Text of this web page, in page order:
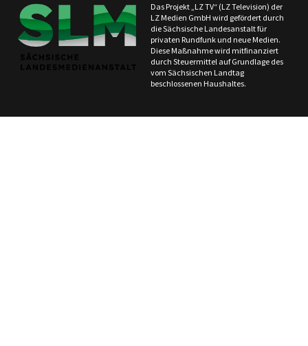
Das Projekt „LZ TV“ (LZ Television) der
LZ Medien GmbH wird gefördert durch
die Sächsische Landesanstalt für
privaten Rundfunk und neue Medien.
Diese Maßnahme wird mitfinanziert
durch Steuermittel auf Grundlage des
vom Sächsischen Landtag
beschlossenen Haushaltes.